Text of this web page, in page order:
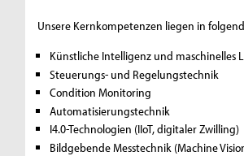
Unsere Kernkompetenzen liegen in
Künstliche Intelligenz und maschinelles
Steuerungs- und Regelungstechnik
Condition Monitoring
Automatisierungstechnik
I4.0-Technologien (IIoT, digitaler Zwilling)
Bildgebende Messtechnik (Machine